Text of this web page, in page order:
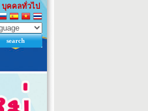
บุคคลทั่วไป